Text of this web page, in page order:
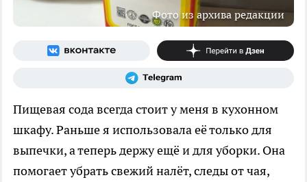
Фото из архива редакции
Пищевая сода всегда стоит у меня в кухонном
шкафу. Раньше я использовала её только для
выпечки, а теперь держу ещё и для уборки. Она
помогает убрать свежий налёт, следы от чая,